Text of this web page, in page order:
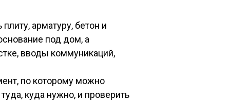
арматуру, бетон и
под дом, а
вводы коммуникаций,
по которому можно
куда нужно, и проверить